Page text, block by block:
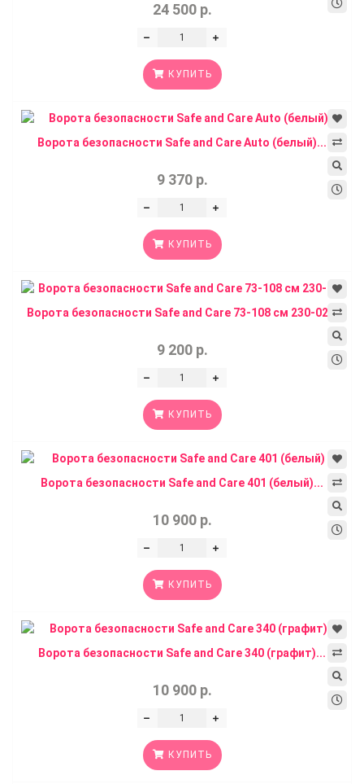
24 500 р.
КУПИТЬ
Ворота безопасности Safe and Care Auto (белый)...
9 370 р.
КУПИТЬ
Ворота безопасности Safe and Care 73-108 см 230-02...
9 200 р.
КУПИТЬ
Ворота безопасности Safe and Care 401 (белый)...
10 900 р.
КУПИТЬ
Ворота безопасности Safe and Care 340 (графит)...
10 900 р.
КУПИТЬ